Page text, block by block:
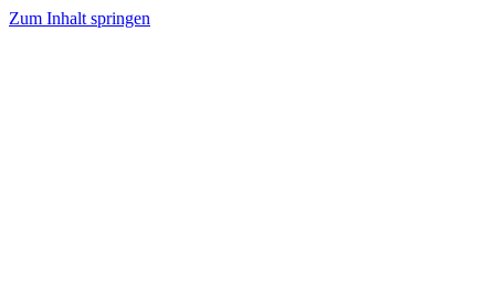
Zum Inhalt springen